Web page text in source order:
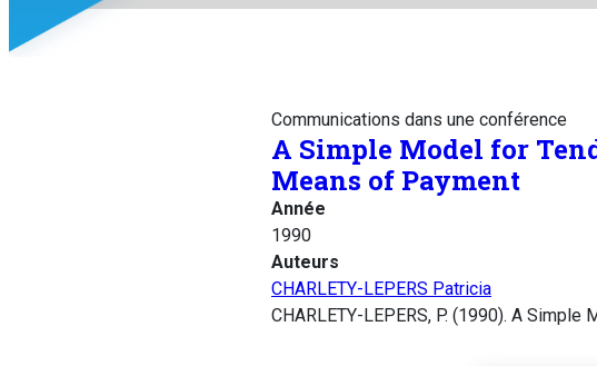
Communications dans une conférence
A Simple Model for
Means of Payment
Année
1990
Auteurs
CHARLETY-LEPERS Patricia
CHARLETY-LEPERS, P. (1990). A